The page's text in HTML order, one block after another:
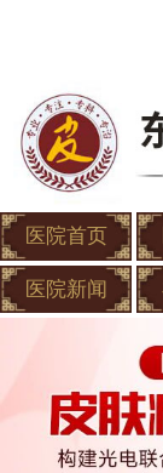
医院首页
医院新闻